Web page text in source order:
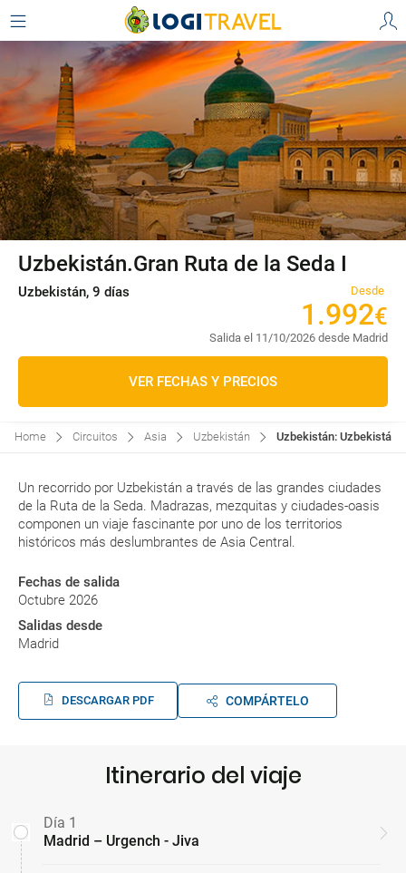
Uzbekistán.Gran Ruta de la Seda I
Uzbekistán, 9 días Desde
1 .992€
Salida el 11/10/2026 desde Madrid
VER FECHAS Y PRECIOS
Home Circuitos Asia Uzbekistán Uzbekistán:
Un recorrido por Uzbekistán a través de las grandes ciudades
de la Ruta de la Seda. Madrazas, mezquitas y ciudades-oasis
componen un viaje fascinante por uno de los territorios
históricos más deslumbrantes de Asia Central.
Fechas de salida
Octubre 2026
Salidas desde
Madrid
DESCARGAR PDF COMPÁRTELO
Itinerario del viaje
Día 1
Madrid – Urgench - Jiva